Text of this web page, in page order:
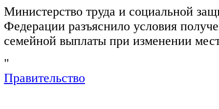
Министерство труда и социальной
Федерации разъяснило условия
семейной выплаты при изменении
"
Правительство